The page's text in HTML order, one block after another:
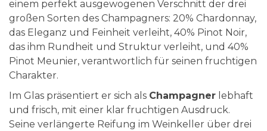
einem perfekt ausgewogenen Verschnitt der drei
großen Sorten des Champagners: 20% Chardonnay,
das Eleganz und Feinheit verleiht, 40% Pinot Noir,
das ihm Rundheit und Struktur verleiht, und 40%
Pinot Meunier, verantwortlich für seinen fruchtigen
Charakter.
Im Glas präsentiert er sich als Champagner lebhaft
und frisch, mit einer klar fruchtigen Ausdruck.
Seine verlängerte Reifung im Weinkeller über drei